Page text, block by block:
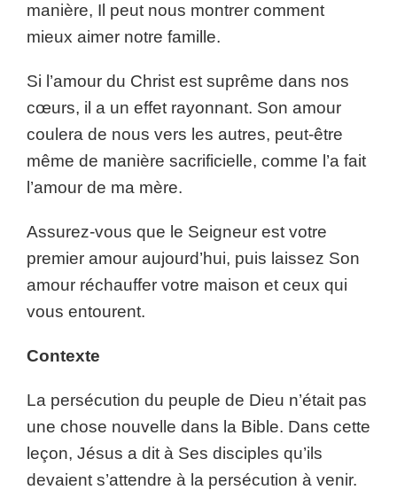
manière, Il peut nous montrer comment
mieux aimer notre famille.
Si l’amour du Christ est suprême dans nos
cœurs, il a un effet rayonnant. Son amour
coulera de nous vers les autres, peut-être
même de manière sacrificielle, comme l’a fait
l’amour de ma mère.
Assurez-vous que le Seigneur est votre
premier amour aujourd’hui, puis laissez Son
amour réchauffer votre maison et ceux qui
vous entourent.
Contexte
La persécution du peuple de Dieu n’était pas
une chose nouvelle dans la Bible. Dans cette
leçon, Jésus a dit à Ses disciples qu’ils
devaient s’attendre à la persécution à venir.